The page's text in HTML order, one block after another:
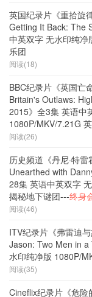
英国纪录片《重拾旋
Getting It Back: The
中英双字 无水印纯
乐团
阅读(18)
BBC纪录片《英国亡
Britain's Outlaws:
2015》全3集 英语中
1080P/MKV/7.21G
阅读(26)
历史频道《丹尼·特
Unearthed with
28集 英语中英双字
揭秘地下谜团---终身
阅读(46)
ITV纪录片《弗雷迪
Jason: Two Men in
水印纯净版 1080P/
阅读(35)
Cineflix纪录片《危险